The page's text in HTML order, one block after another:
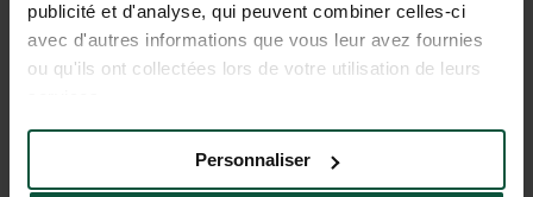
publicité et d'analyse, qui peuvent combiner celles-ci
avec d'autres informations que vous leur avez fournies
ou qu'ils ont collectées lors de votre utilisation de leurs
Personnaliser